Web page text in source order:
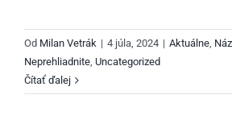
Od Milan Vetrák | 4 júla, 2024 | Aktuálne
Neprehliadnite Uncategorized
Čítať ďalej